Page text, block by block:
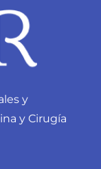
y
y Cirugía